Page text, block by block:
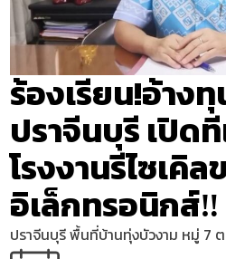
ร้องเรียน!อ้าง
ปราจีนบุรี เปิด
โรงงานรีไซเคิล
อิเล็กทรอนิกส์‼
ปราจีนบุรี พื้นที่บ้านทุ่งบัวงาม หมู่ 7